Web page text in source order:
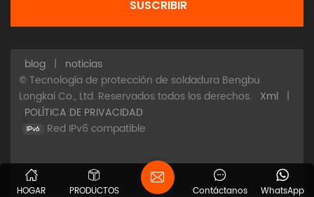
blog |
noticias
© Tecnología de protección de soldadura Bengbu
Longkai Co., Ltd. Reservados todos los derechos.
Xml |
POLÍTICA DE PRIVACIDAD
Red IPv6 compatible
HOGAR PRODUCTOS WhatsApp
Contáctanos